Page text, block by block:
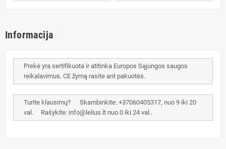
Informacija
Prekė yra sertifikuota ir atitinka Europos Sąjungos saugos
reikalavimus. CE žymą rasite ant pakuotės.
Turite klausimų? Skambinkite: +37060405317, nuo 9 iki 20
val. Rašykite: info@lelius.lt nuo 0 iki 24 val..